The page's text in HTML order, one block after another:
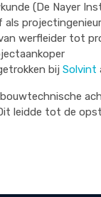
(De Nayer
als
werfleider tot
bij Solvint
leidde tot de